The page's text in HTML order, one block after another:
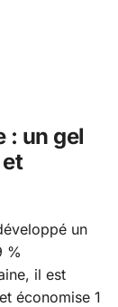
: un gel
un
%
il est
économise 1